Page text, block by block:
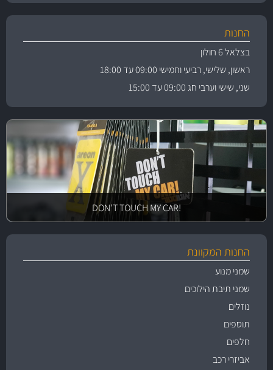
החנות
בצלאל 6 חולון
ראשון, שלישי, רביעי וחמישי 09:00 עד 18:00
שני, שישי וערבי חג 09:00 עד 15:00
!DON'T TOUCH MY CAR
החנות המקוונת
שמני מנוע
שמני תיבת הילוכים
נוזלים
תוספים
חלפים
אביזרי רכב